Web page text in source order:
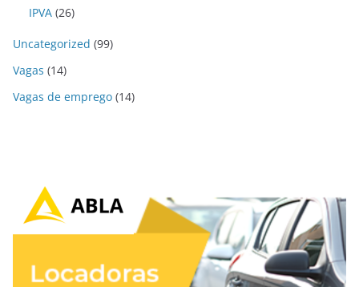
IPVA (26)
Uncategorized (99)
Vagas (14)
Vagas de emprego (14)